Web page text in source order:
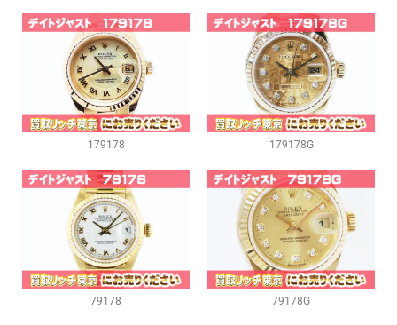
179178 179178G
79178 79178G